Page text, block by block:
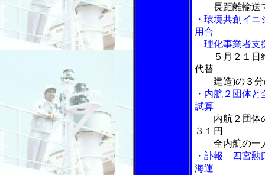
長距離輸送
・環境共創イ
用合
理化事業者支
５月２１
代替
建造)の３分
・内航２団体
試算
内航２団体
３１円
全内航の一人
・訃報 四宮勲
海運